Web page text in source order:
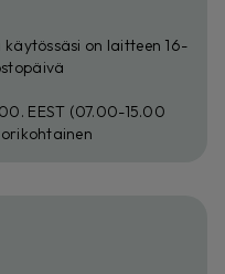
on laitteen 16-
EEST (07.00-15.00